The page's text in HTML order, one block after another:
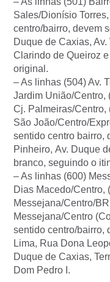
Sales/Dionísio
centro/bairro, devem
Duque de Caxias,
Clarindo de Queiroz
original.
– As linhas (504) Av.
Jardim União/Centro,
Cj. Palmeiras/Centro,
São João/Centro/
sentido centro bairro,
Pinheiro, Av. Duque
branco, seguindo o
– As linhas (600)
Dias Macedo/Centro,
Messejana/Centro/
Messejana/Centro
sentido centro/bairro,
Lima, Rua Dona
Duque de Caxias,
Dom Pedro I.